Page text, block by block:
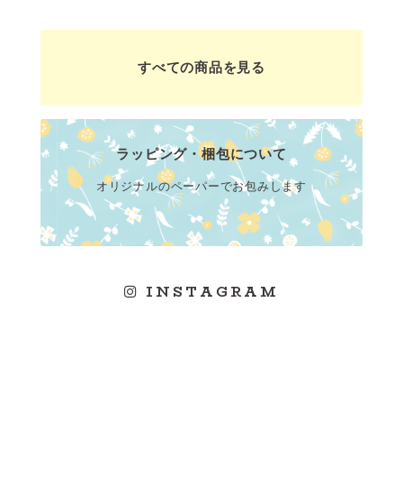
すべての商品を見る
ラッピング・梱包について
オリジナルのペーパーでお包みします
INSTAGRAM